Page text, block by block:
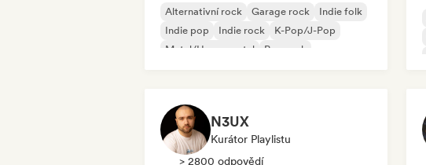
Alternativní rock Garage rock
Indie folk
Indie pop
Indie rock
K-Pop/J-Pop
Metal/Heavy metal
Pop rock
N3UX
Kurátor Playlistu
> 2800 odpovědí